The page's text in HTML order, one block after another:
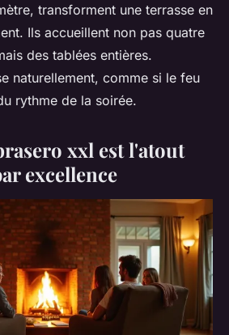
transforment une terrasse en
Ils accueillent non pas quatre
des tablées entières.
naturellement, comme si le feu
rythme de la soirée.
xxl est l'atout
excellence